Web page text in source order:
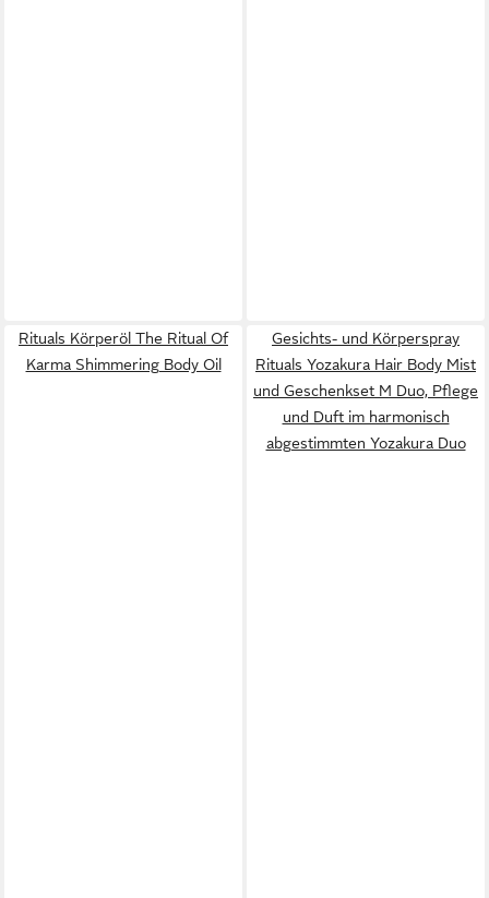
Rituals Körperöl The Ritual Of
Karma Shimmering Body Oil
Gesichts- und Körperspray
Rituals Yozakura Hair Body Mist
und Geschenkset M Duo, Pflege
und Duft im harmonisch
abgestimmten Yozakura Duo